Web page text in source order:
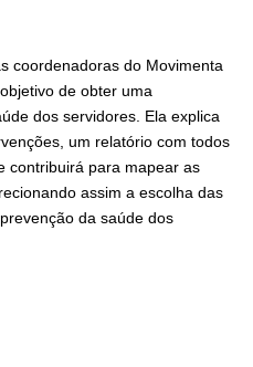
coordenadoras do Movimenta
de obter uma
dos servidores. Ela explica
um relatório com todos
contribuirá para mapear as
assim a escolha das
da saúde dos